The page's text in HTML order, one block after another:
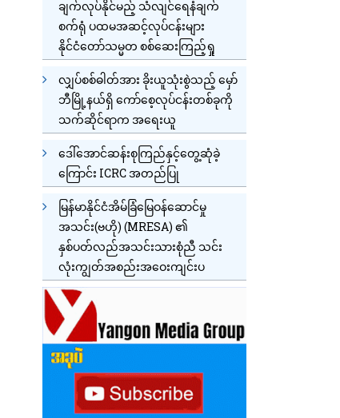
ချက်လုပ်နိုင်မည့် သံလျင်ရေနံချက်
စက်ရုံ ပထမအဆင့်လုပ်ငန်းများ
နိုင်ငံတော်သမ္မတ စစ်ဆေးကြည့်ရှု
လျှပ်စစ်ဓါတ်အား ခိုးယူသုံးစွဲသည့် မှော်
ဘီမြို့နယ်ရှိ ကော်စေ့လုပ်ငန်းတစ်ခုကို
သက်ဆိုင်ရာက အရေးယူ
ဒေါ်အောင်ဆန်းစုကြည်နှင့်တွေ့ဆုံခဲ့
ကြောင်း ICRC အတည်ပြု
မြန်မာနိုင်ငံအိမ်ခြံမြေဝန်ဆောင်မှု
အသင်း(ဗဟို) (MRESA) ၏
နှစ်ပတ်လည်အသင်းသားစုံညီ သင်း
လုံးကျွတ်အစည်းအဝေးကျင်းပ